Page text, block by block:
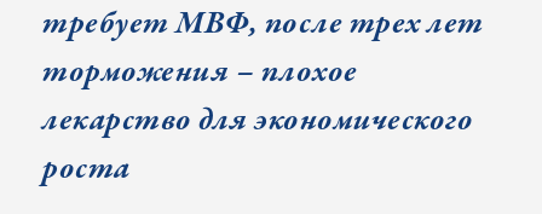
требует МВФ, после трех лет
торможения – плохое
лекарство для экономического
роста